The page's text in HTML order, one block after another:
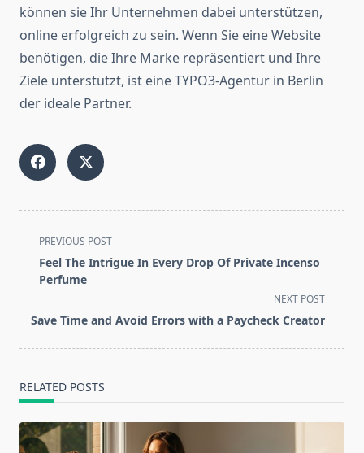
können sie Ihr Unternehmen dabei unterstützen,
online erfolgreich zu sein. Wenn Sie eine Website
benötigen, die Ihre Marke repräsentiert und Ihre
Ziele unterstützt, ist eine TYPO3-Agentur in Berlin
der ideale Partner.
<span
class="nav-
subtitle
reader-
PREVIOUS POST
Feel The Intrigue In Every Drop Of Private Incenso
Perfume
NEXT POST
Save Time and Avoid Errors with a Paycheck Creator
RELATED POSTS